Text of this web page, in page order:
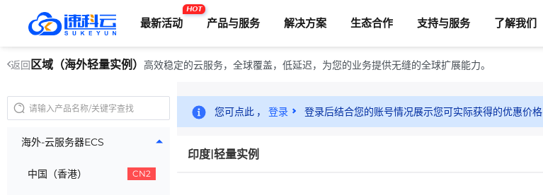
最新活动
HOT
产品与服务 解决方案 生态合作 支持与服务 了解我们
返回 区域（海外轻量实例） 高效稳定的云服务，全球覆盖，低延迟，为您的业务提供无缝的全球扩展能力。
海外-云服务器ECS
中国（香港） CN2
您可点此 ， 登录 登录后结合您的账号情况展示您可实际获得的优惠价格
印度|轻量实例